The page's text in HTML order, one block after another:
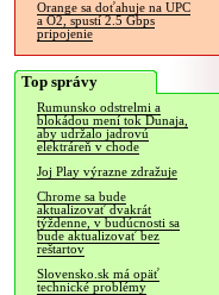
Orange sa doťahuje na UPC
a O2, spustí 2.5 Gbps
pripojenie
Top správy
Rumunsko odstrelmi a
blokádou mení tok Dunaja,
aby udržalo jadrovú
elektráreň v chode
Joj Play výrazne zdražuje
Chrome sa bude
aktualizovať dvakrát
týždenne, v budúcnosti sa
bude aktualizovať bez
reštartov
Slovensko.sk má opäť
technické problémy